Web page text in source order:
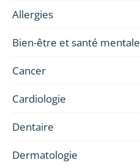
Allergies
Bien-être et santé mentale
Cancer
Cardiologie
Dentaire
Dermatologie